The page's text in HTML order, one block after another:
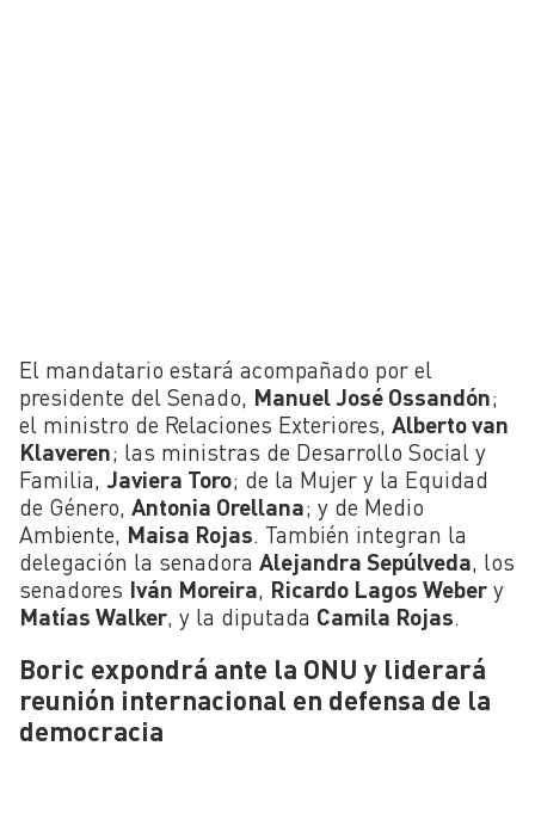
El mandatario estará acompañado por el
presidente del Senado, Manuel José Ossandón;
el ministro de Relaciones Exteriores, Alberto van
Klaveren; las ministras de Desarrollo Social y
Familia, Javiera Toro; de la Mujer y la Equidad
de Género, Antonia Orellana; y de Medio
Ambiente, Maisa Rojas. También integran la
delegación la senadora Alejandra Sepúlveda, los
senadores Iván Moreira, Ricardo Lagos Weber y
Matías Walker, y la diputada Camila Rojas.
Boric expondrá ante la ONU y liderará
reunión internacional en defensa de la
democracia